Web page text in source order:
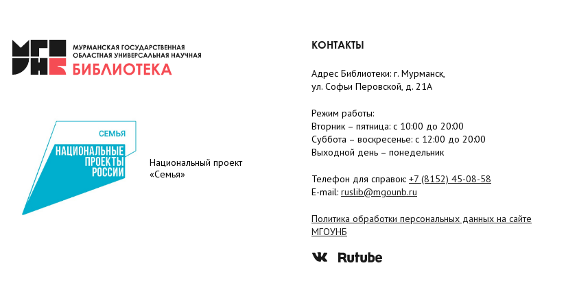
Национальный проект
«Семья»
КОНТАКТЫ
Адрес Библиотеки: г. Мурманск,
ул. Софьи Перовской, д. 21А
Режим работы:
Вторник – пятница: с 10:00 до 20:00
Суббота – воскресенье: c 12:00 до 20:00
Выходной день – понедельник
Телефон для справок: +7 (8152) 45-08-58
E-mail: ruslib@mgounb.ru
Политика обработки персональных данных на сайте
МГОУНБ